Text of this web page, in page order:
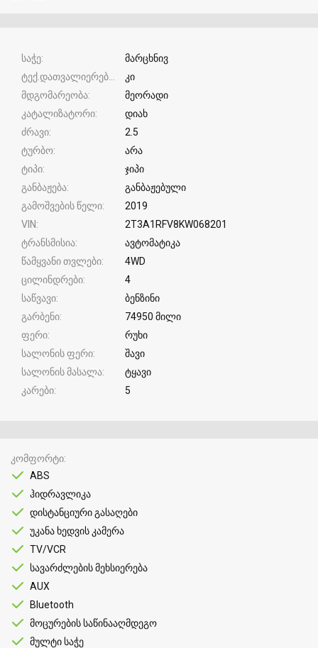
საჭე
მარცხნივ
კი
მდგომარეობა
მეორადი
კატალიზატორი
დიახ
ძრავი
2.5
ტურბო
არა
ტიპი
ჯიპი
განბაჟება
განბაჟებული
გამოშვების წელი
2019
VIN
2T3A1RFV8KW068201
ტრანსმისია
ავტომატიკა
წამყვანი თვლები
4WD
ცილინდრები
4
საწვავი
ბენზინი
გარბენი
74950 მილი
ფერი
რუხი
სალონის ფერი
შავი
სალონის მასალა
ტყავი
კარები
5
კომფორტი
ABS
ჰიდრავლიკა
დისტანციური გასაღები
უკანა ხედვის კამერა
TV/VCR
სავარძლების მეხსიერება
AUX
Bluetooth
მოცურების საწინააღმდეგო
მულტი საჭე